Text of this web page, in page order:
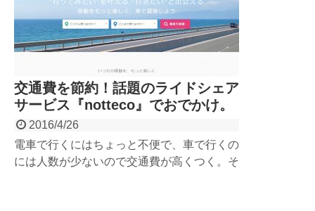
交通費を節約！話題のライドシェア
サービス『notteco』でおでかけ。
2016/4/26
電車で行くにはちょっと不便で、車で行くの
には人数が少ないので交通費が高くつく。そ